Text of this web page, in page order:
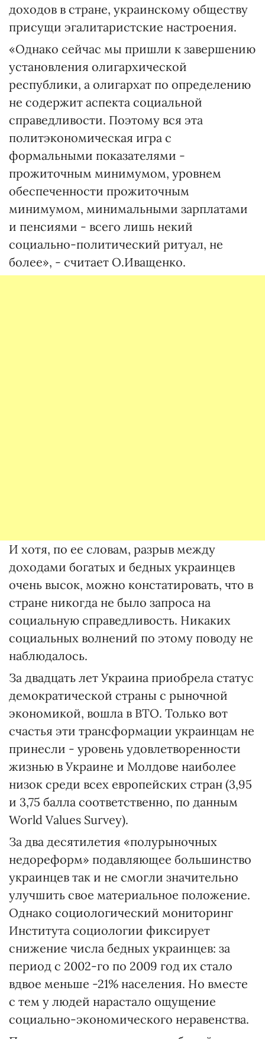
доходов в стране, украинскому обществу
присущи эгалитаристские настроения.
«Однако сейчас мы пришли к завершению
установления олигархической
республики, а олигархат по определению
не содержит аспекта социальной
справедливости. Поэтому вся эта
политэкономическая игра с
формальными показателями -
прожиточным минимумом, уровнем
обеспеченности прожиточным
минимумом, минимальными зарплатами
и пенсиями - всего лишь некий
социально-политический ритуал, не
более», - считает О.Иващенко.
И хотя, по ее словам, разрыв между
доходами богатых и бедных украинцев
очень высок, можно констатировать, что в
стране никогда не было запроса на
социальную справедливость. Никаких
социальных волнений по этому поводу не
наблюдалось.
За двадцать лет Украина приобрела статус
демократической страны с рыночной
экономикой, вошла в ВТО. Только вот
счастья эти трансформации украинцам не
принесли - уровень удовлетворенности
жизнью в Украине и Молдове наиболее
низок среди всех европейских стран (3,95
и 3,75 балла соответственно, по данным
World Values Survey).
За два десятилетия «полурыночных
недореформ» подавляющее большинство
украинцев так и не смогли значительно
улучшить свое материальное положение.
Однако социологический мониторинг
Института социологии фиксирует
снижение числа бедных украинцев: за
период с 2002-го по 2009 год их стало
вдвое меньше­ -­21% населения. Но вместе
с тем у людей нарастало ощущение
социально-экономического неравенства.